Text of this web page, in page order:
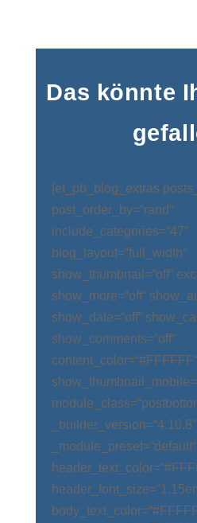
Das könnte
[et_pb_blog_extras
post_order_by=“rand“
include_categories=“47″
blog_layout=“full_width“
show_thumbnail=“off“
show_more=“off“
show_date=“off“
show_comments=“off“
content_color=“#FFFFFF“
_builder_version=“4.10.8″
_module_preset=“default“